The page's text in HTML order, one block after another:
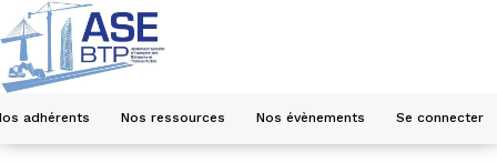
adhérents Nos ressources Nos évènements Se connecter